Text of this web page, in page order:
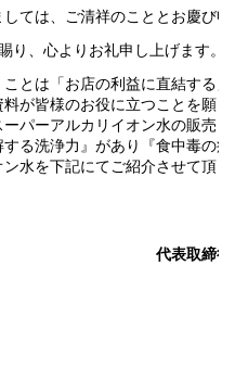
ては、ご清祥のこととお慶び申
心よりお礼申し上げます。
とは「お店の利益に直結する
皆様のお役に立つことを願っ
パーアルカリイオン水の販売
る洗浄力』があり『食中毒の
オン水を下記にてご紹介
社長 青